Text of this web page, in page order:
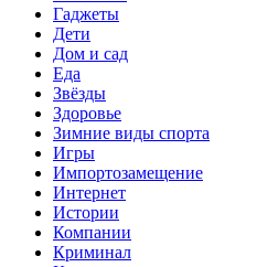
Гаджеты
Дети
Дом и сад
Еда
Звёзды
Здоровье
Зимние виды спорта
Игры
Импортозамещение
Интернет
Истории
Компании
Криминал